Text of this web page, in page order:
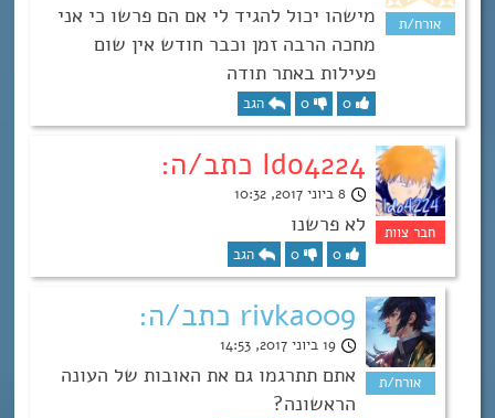
מישהו יכול להגיד לי אם הם פרשו כי אני
מחכה הרבה זמן וכבר חודש אין שום
פעילות באתר תודה
0
0 הגב
Ido4224 כתב/ה:
8 ביוני 2017, 10:32
לא פרשנו
0
0 הגב
rivka009 כתב/ה:
19 ביוני 2017, 14:53
אתם תתרגמו גם את האובות של העונה
הראשונה?